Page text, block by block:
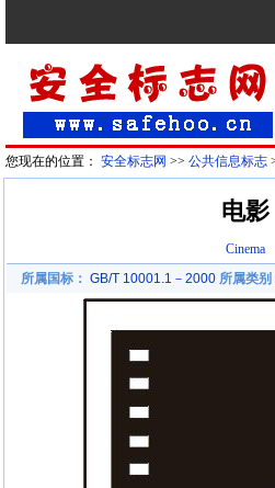
您现在的位置： 安全标志网 >> 公共信息标志
电影
Cinema
所属国标： GB/T 10001.1－2000 所属类别